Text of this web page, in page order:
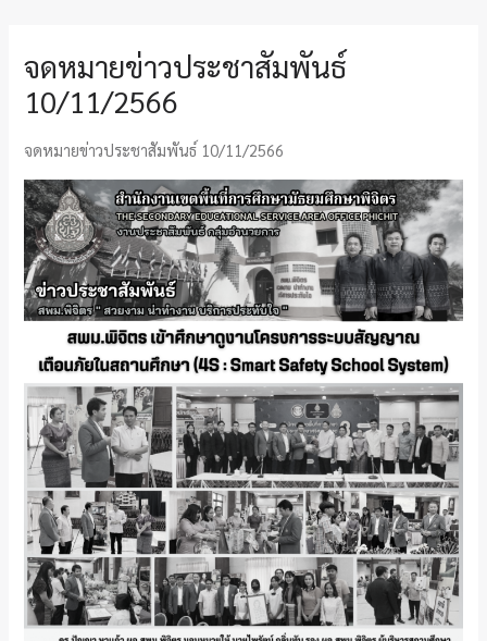
จดหมายข่าวประชาสัมพันธ์
10/11/2566
จดหมายข่าวประชาสัมพันธ์ 10/11/2566